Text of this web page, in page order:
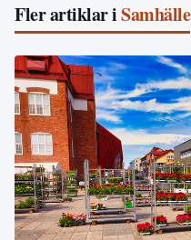
Fler artiklar iSamhälle